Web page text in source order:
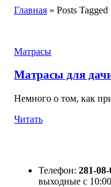
Главная » Posts
Матрасы
Матрасы для
Немного о том, как
Читать
Телефон: 281-08-
выходные с